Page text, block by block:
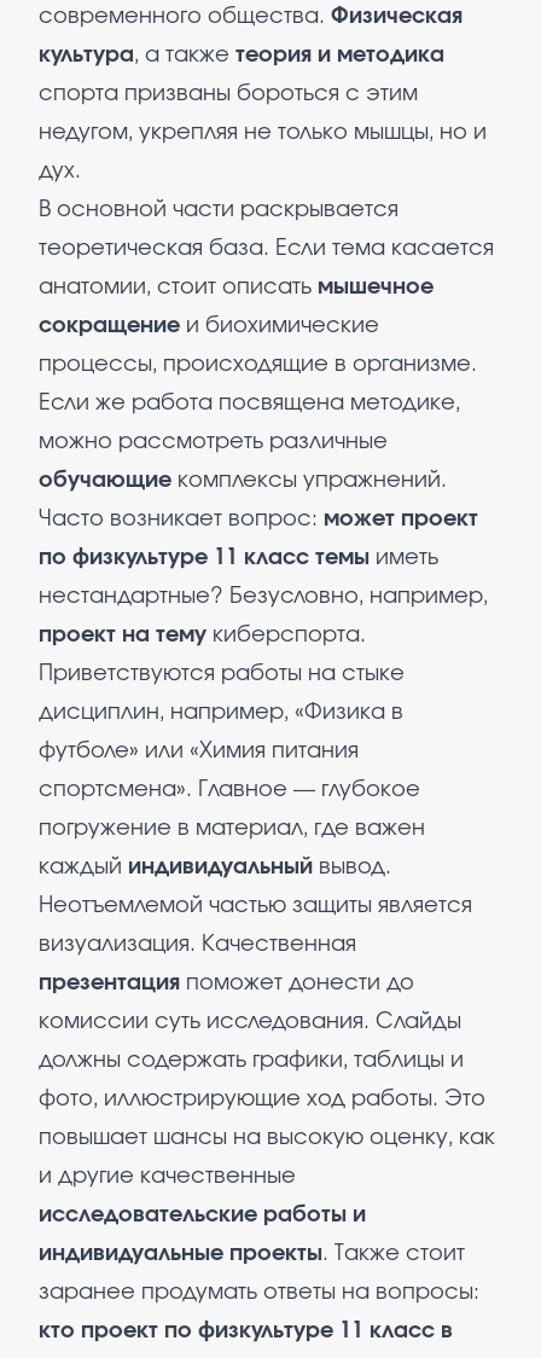
современного общества. Физическая
культура, а также теория и методика
спорта призваны бороться с этим
недугом, укрепляя не только мышцы, но и
дух.
В основной части раскрывается
теоретическая база. Если тема касается
анатомии, стоит описать мышечное
сокращение и биохимические
процессы, происходящие в организме.
Если же работа посвящена методике,
можно рассмотреть различные
обучающие комплексы упражнений.
Часто возникает вопрос: может проект
по физкультуре 11 класс темы иметь
нестандартные? Безусловно, например,
проект на тему киберспорта.
Приветствуются работы на стыке
дисциплин, например, «Физика в
футболе» или «Химия питания
спортсмена». Главное — глубокое
погружение в материал, где важен
каждый индивидуальный вывод.
Неотъемлемой частью защиты является
визуализация. Качественная
презентация поможет донести до
комиссии суть исследования. Слайды
должны содержать графики, таблицы и
фото, иллюстрирующие ход работы. Это
повышает шансы на высокую оценку, как
и другие качественные
исследовательские работы и
индивидуальные проекты. Также стоит
заранее продумать ответы на вопросы:
кто проект по физкультуре 11 класс в